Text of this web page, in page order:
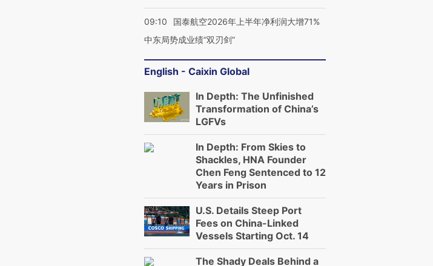
09:10
国泰航空2026年上半年净利润大增71%
中东局势成业绩“双刃剑”
English - Caixin Global
In Depth: The Unfinished
Transformation of China’s
LGFVs
In Depth: From Skies to
Shackles, HNA Founder
Chen Feng Sentenced to 12
Years in Prison
U.S. Details Steep Port
Fees on China-Linked
Vessels Starting Oct. 14
The Shady Deals Behind a